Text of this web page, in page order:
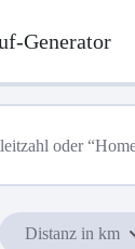
Generator
Distanz in km